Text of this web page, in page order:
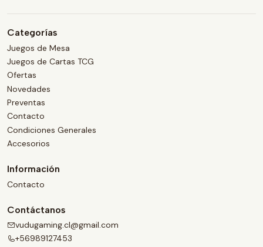
Categorías
Juegos de Mesa
Juegos de Cartas TCG
Ofertas
Novedades
Preventas
Contacto
Condiciones Generales
Accesorios
Información
Contacto
Contáctanos
vudugaming.cl@gmail.com
+56989127453